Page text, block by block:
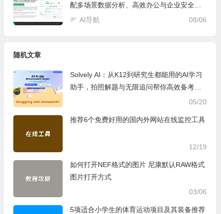
配多场景数据分析、高效办公与企业安全管
控
08/06
AI导航
随机文章
Solvely AI：从K12到研究生都能用的AI学习
助手，拍照解题与无限追问帮你高效备考学
05/20
推荐6个免费好用的国内外网站在线监控工具
12/19
如何打开NEF格式的图片 尼康默认RAW格式
图片打开方式
03/06
5项适合小学生的体育运动项目及其装备推荐